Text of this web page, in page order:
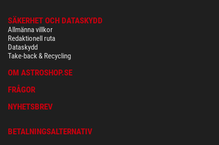
SÄKERHET OCH DATASKYDD
Allmänna villkor
Redaktionell ruta
Dataskydd
Take-back & Recycling
OM ASTROSHOP.SE
FRÅGOR
NYHETSBREV
BETALNINGSALTERNATIV